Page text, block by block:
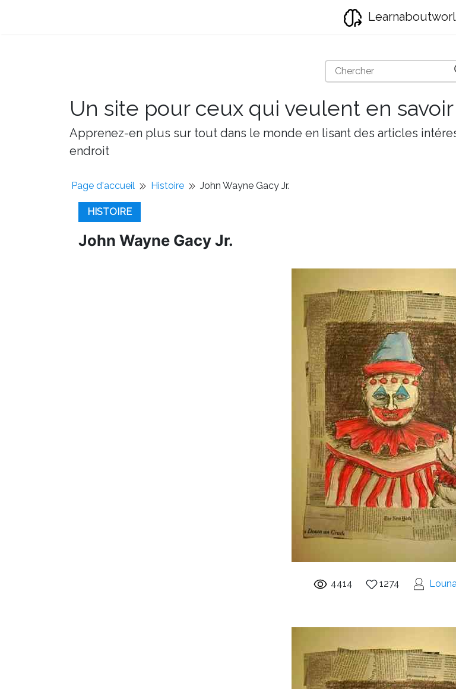
Un site pour ceux qui veulent en
Apprenez-en plus sur tout dans le monde en lisant des articles
endroit
Page d'accueil Histoire John Wayne Gacy Jr.
HISTOIRE
John Wayne Gacy Jr.
4414 1274